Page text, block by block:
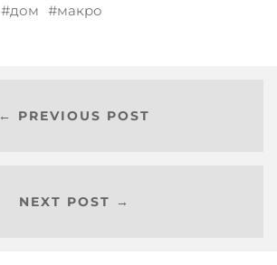
дом макро
← PREVIOUS POST
NEXT POST →